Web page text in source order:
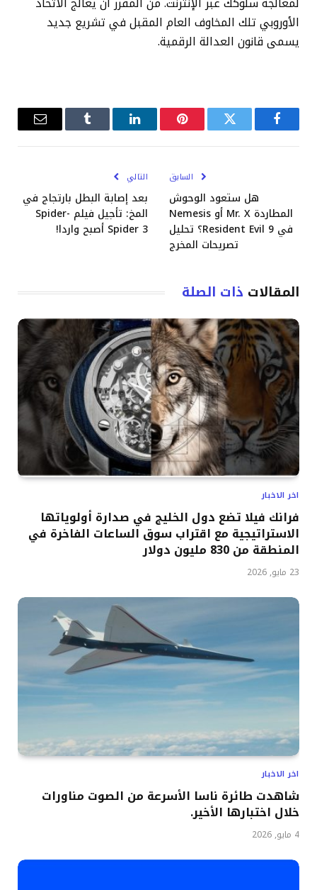
الأوروبي تلك المخاوف العام المقبل في تشريع جديد
يسمى قانون العدالة الرقمية.
فيسبوكتويتر بينتيريستلينكدإن Tumblrالبريد
السابق
هل ستعود الوحوش
المطاردة Mr. X أو Nemesis
في Resident Evil 9؟ تحليل
تصريحات المخرج
التالي
بعد إصابة البطل بارتجاج في
المخ: تأجيل فيلم Spider-
Spider 3 أصبح واردا!
المقالات ذات الصلة
اخر الاخبار
فرانك فيلا تضع دول الخليج في صدارة أولوياتها
الاستراتيجية مع اقتراب سوق الساعات الفاخرة في
المنطقة من 830 مليون دولار
23 مايو, 2026
اخر الاخبار
شاهدت طائرة ناسا الأسرعة من الصوت مناورات
خلال اختبارها الأخير.
4 مايو, 2026